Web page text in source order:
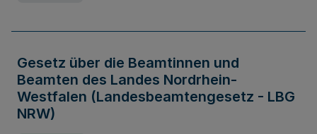
Gesetz über die Beamtinnen und
Beamten des Landes Nordrhein-
Westfalen (Landesbeamtengesetz - LBG
NRW)